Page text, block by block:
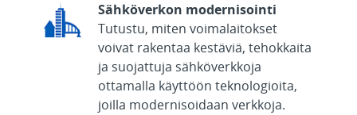
Sähköverkon modernisointi
Tutustu, miten voimalaitokset
voivat rakentaa kestäviä, tehokkaita
ja suojattuja sähköverkkoja
ottamalla käyttöön teknologioita,
joilla modernisoidaan verkkoja.